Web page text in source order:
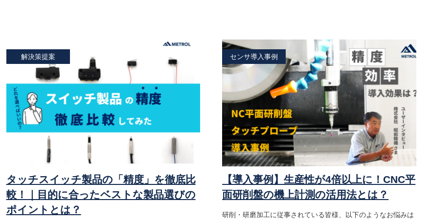
解決策提案
タッチスイッチ製品の「精度」を徹底比
較！｜目的に合ったベストな製品選びの
ポイントとは？
センサ導入事例
【導入事例】生産性が4倍以上に！CNC平
面研削盤の機上計測の活用法とは？
研削・研磨加工に従事されている皆様、以下のようなお悩みは